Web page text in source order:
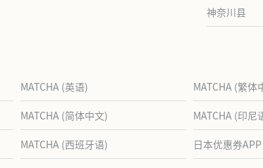
神奈川县
MATCHA (英语) MATCHA (繁体
MATCHA (简体中文) MATCHA (印尼
MATCHA (西班牙语) 日本优惠券